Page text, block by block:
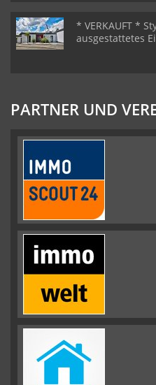
* VERKAUFT *
ausgestattetes
PARTNER UND